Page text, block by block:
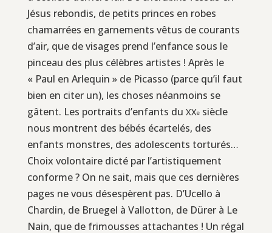
Jésus rebondis, de petits princes en robes
chamarrées en garnements vêtus de courants
d’air, que de visages prend l’enfance sous le
pinceau des plus célèbres artistes ! Après le
« Paul en Arlequin » de Picasso (parce qu’il faut
bien en citer un), les choses néanmoins se
gâtent. Les portraits d’enfants du XXesiècle
nous montrent des bébés écartelés, des
enfants monstres, des adolescents torturés…
Choix volontaire dicté par l’artistiquement
conforme ? On ne sait, mais que ces dernières
pages ne vous désespèrent pas. D’Ucello à
Chardin, de Bruegel à Vallotton, de Dürer à Le
Nain, que de frimousses attachantes ! Un régal